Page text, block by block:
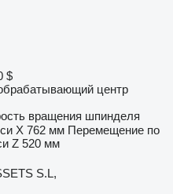
$
центр
вращения шпинделя
X 762 мм Перемещение по
Z 520 мм
S.L,